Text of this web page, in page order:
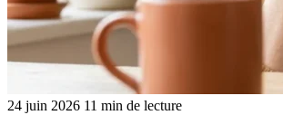
24 juin 2026 11 min de lecture